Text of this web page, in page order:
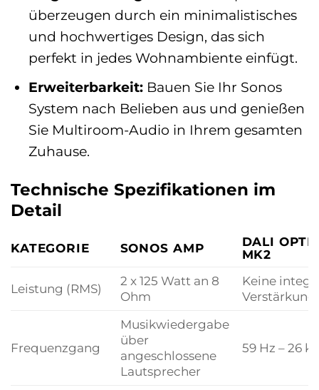
überzeugen durch ein minimalistisches
und hochwertiges Design, das sich
perfekt in jedes Wohnambiente einfügt.
Erweiterbarkeit:Bauen Sie Ihr Sonos
System nach Belieben aus und genießen
Sie Multiroom-Audio in Ihrem gesamten
Zuhause.
Technische Spezifikationen im
Detail
KATEGORIE SONOS AMP
DALI
MK2
Leistung (RMS)
2 x 125 Watt an 8
Ohm
Keine
Verstärkung
Frequenzgang
Musikwiedergabe
über
angeschlossene
Lautsprecher
59 Hz – 26